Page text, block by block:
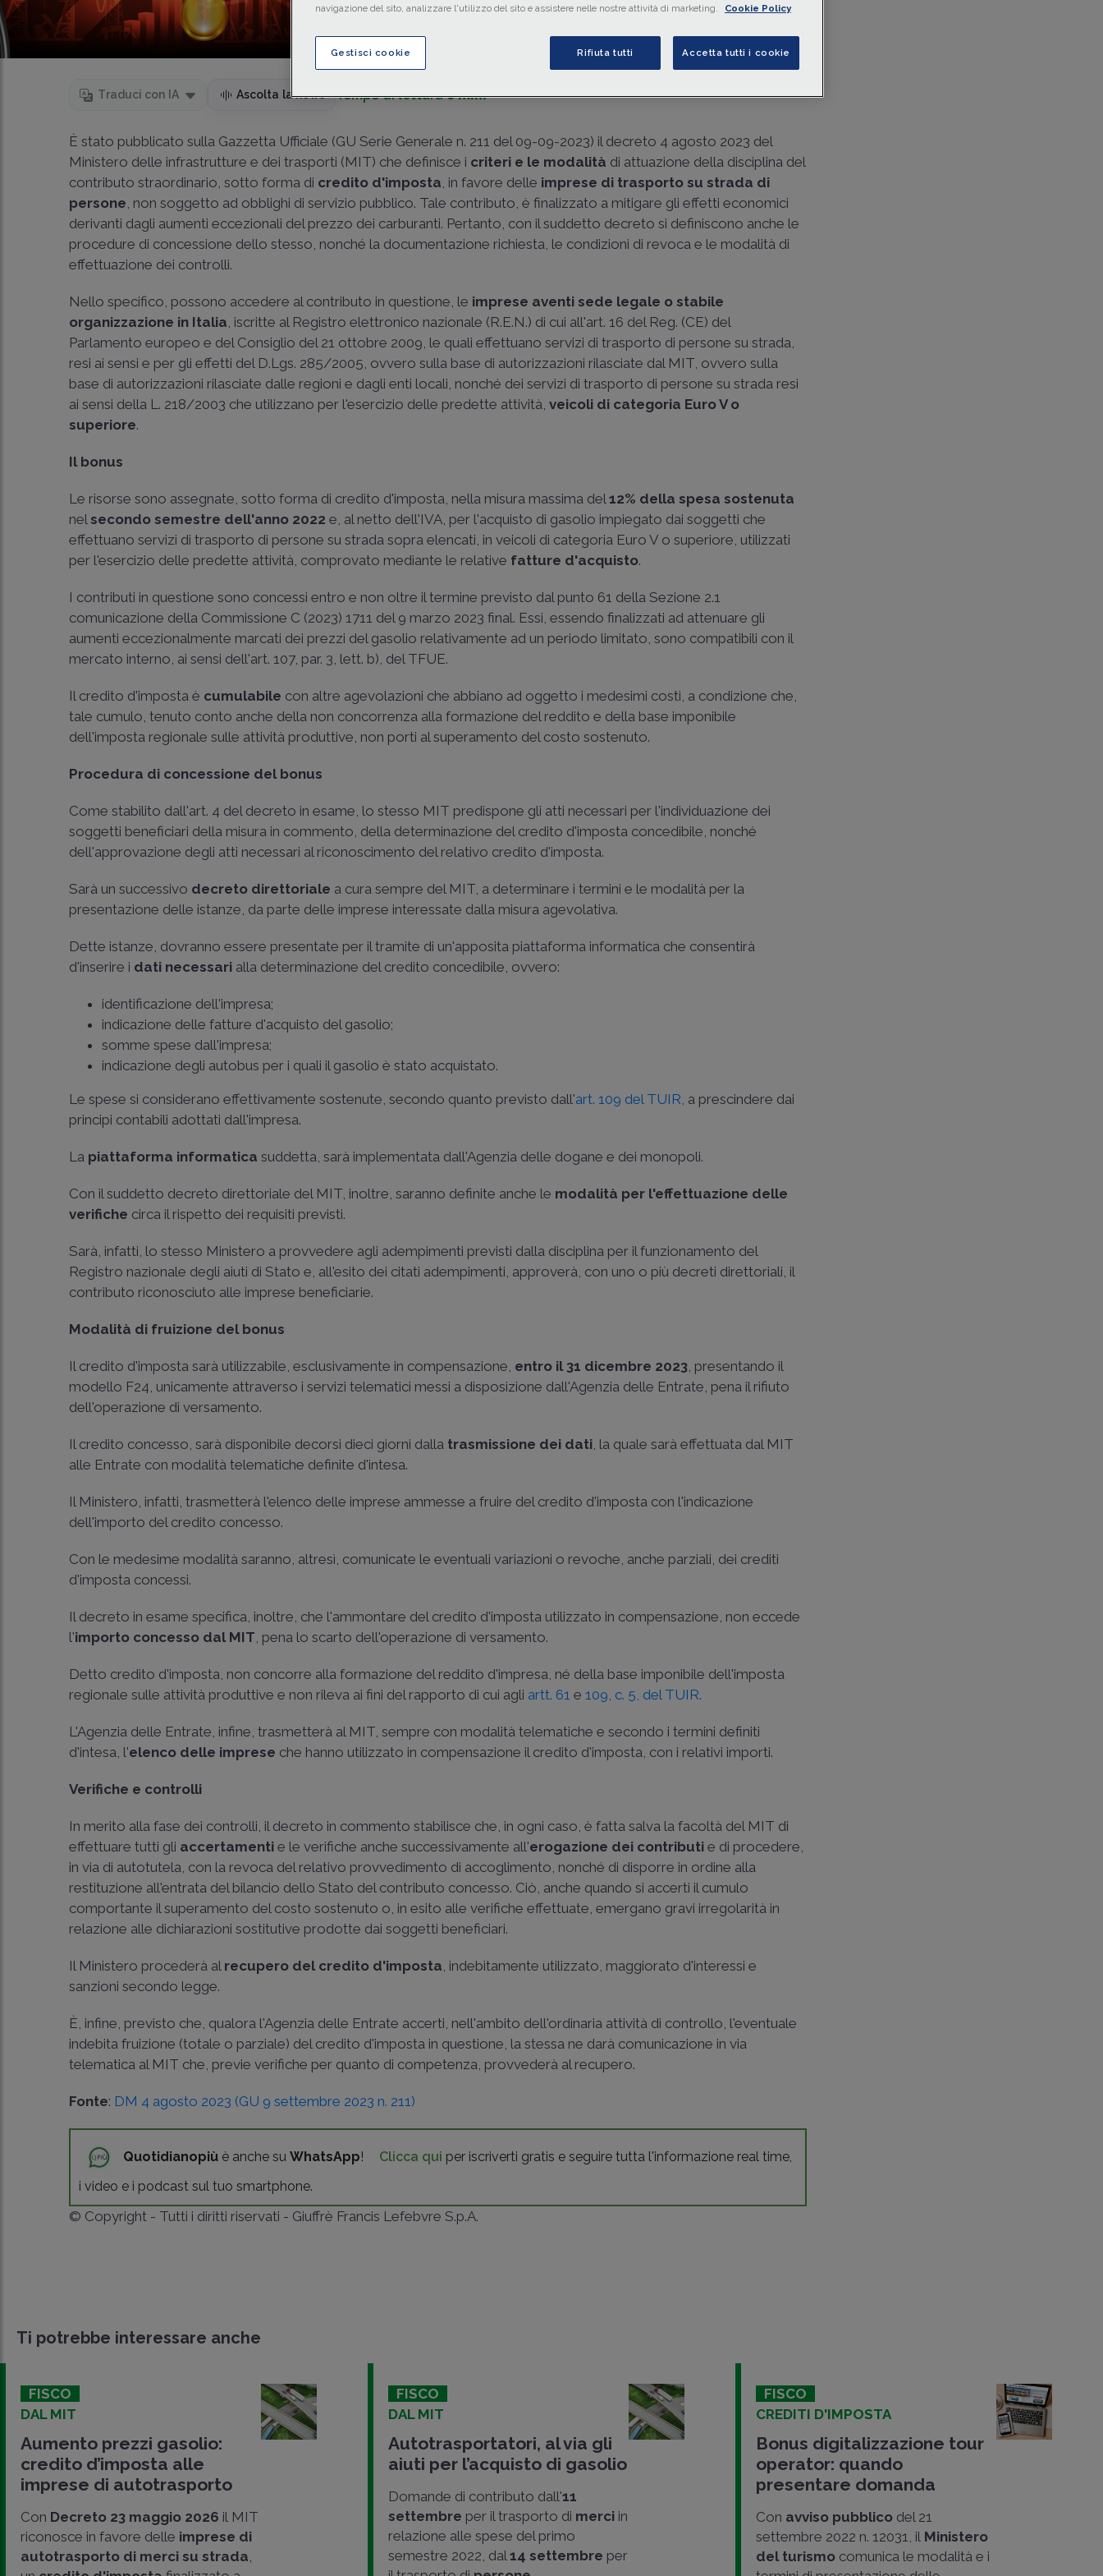
Traduci con IA Ascolta la news Tempo di lettura6 min.
È stato pubblicato sulla Gazzetta Ufficiale (GU Serie Generale n. 211 del 09-09-2023) il decreto 4 agosto 2023 del
Ministero delle infrastrutture e dei trasporti (MIT) che definisce i criteri e le modalità di attuazione della disciplina del
contributo straordinario, sotto forma di credito d'imposta, in favore delle imprese di trasporto su strada di
persone, non soggetto ad obblighi di servizio pubblico. Tale contributo, è finalizzato a mitigare gli effetti economici
derivanti dagli aumenti eccezionali del prezzo dei carburanti. Pertanto, con il suddetto decreto si definiscono anche le
procedure di concessione dello stesso, nonché la documentazione richiesta, le condizioni di revoca e le modalità di
effettuazione dei controlli.
Nello specifico, possono accedere al contributo in questione, le imprese aventi sede legale o stabile
organizzazione in Italia, iscritte al Registro elettronico nazionale (R.E.N.) di cui all'art. 16 del Reg. (CE) del
Parlamento europeo e del Consiglio del 21 ottobre 2009, le quali effettuano servizi di trasporto di persone su strada,
resi ai sensi e per gli effetti del D.Lgs. 285/2005, ovvero sulla base di autorizzazioni rilasciate dal MIT, ovvero sulla
base di autorizzazioni rilasciate dalle regioni e dagli enti locali, nonché dei servizi di trasporto di persone su strada resi
ai sensi della L. 218/2003 che utilizzano per l'esercizio delle predette attività,veicoli di categoria Euro V o
superiore.
Il bonus
Le risorse sono assegnate, sotto forma di credito d'imposta, nella misura massima del12% della spesa sostenuta
nel secondo semestre dell'anno 2022 e, al netto dell'IVA, per l'acquisto di gasolio impiegato dai soggetti che
effettuano servizi di trasporto di persone su strada sopra elencati, in veicoli di categoria Euro V o superiore, utilizzati
per l'esercizio delle predette attività, comprovato mediante le relative fatture d'acquisto.
I contributi in questione sono concessi entro e non oltre il termine previsto dal punto 61 della Sezione 2.1
comunicazione della Commissione C (2023) 1711 del 9 marzo 2023 final. Essi, essendo finalizzati ad attenuare gli
aumenti eccezionalmente marcati dei prezzi del gasolio relativamente ad un periodo limitato, sono compatibili con il
mercato interno, ai sensi dell'art. 107, par. 3, lett. b), del TFUE.
Il credito d'imposta è cumulabile con altre agevolazioni che abbiano ad oggetto i medesimi costi, a condizione che,
tale cumulo, tenuto conto anche della non concorrenza alla formazione del reddito e della base imponibile
dell'imposta regionale sulle attività produttive, non porti al superamento del costo sostenuto.
Procedura di concessione del bonus
Come stabilito dall'art. 4 del decreto in esame, lo stesso MIT predispone gli atti necessari per l'individuazione dei
soggetti beneficiari della misura in commento, della determinazione del credito d'imposta concedibile, nonché
dell'approvazione degli atti necessari al riconoscimento del relativo credito d'imposta.
Sarà un successivo decreto direttoriale a cura sempre del MIT, a determinare i termini e le modalità per la
presentazione delle istanze, da parte delle imprese interessate dalla misura agevolativa.
Dette istanze, dovranno essere presentate per il tramite di un'apposita piattaforma informatica che consentirà
d'inserire i dati necessari alla determinazione del credito concedibile, ovvero:
identificazione dell'impresa;
indicazione delle fatture d'acquisto del gasolio;
somme spese dall'impresa;
indicazione degli autobus per i quali il gasolio è stato acquistato.
Le spese si considerano effettivamente sostenute, secondo quanto previsto dall'art. 109 del TUIR, a prescindere dai
principi contabili adottati dall'impresa.
La piattaforma informatica suddetta, sarà implementata dall'Agenzia delle dogane e dei monopoli.
Con il suddetto decreto direttoriale del MIT, inoltre, saranno definite anche le modalità per l'effettuazione delle
verifiche circa il rispetto dei requisiti previsti.
Sarà, infatti, lo stesso Ministero a provvedere agli adempimenti previsti dalla disciplina per il funzionamento del
Registro nazionale degli aiuti di Stato e, all'esito dei citati adempimenti, approverà, con uno o più decreti direttoriali, il
contributo riconosciuto alle imprese beneficiarie.
Modalità di fruizione del bonus
Il credito d'imposta sarà utilizzabile, esclusivamente in compensazione, entro il 31 dicembre 2023, presentando il
modello F24, unicamente attraverso i servizi telematici messi a disposizione dall'Agenzia delle Entrate, pena il rifiuto
dell'operazione di versamento.
Il credito concesso, sarà disponibile decorsi dieci giorni dalla trasmissione dei dati, la quale sarà effettuata dal MIT
alle Entrate con modalità telematiche definite d'intesa.
Il Ministero, infatti, trasmetterà l'elenco delle imprese ammesse a fruire del credito d'imposta con l'indicazione
dell'importo del credito concesso.
Con le medesime modalità saranno, altresì, comunicate le eventuali variazioni o revoche, anche parziali, dei crediti
d'imposta concessi.
Il decreto in esame specifica, inoltre, che l'ammontare del credito d'imposta utilizzato in compensazione, non eccede
l'importo concesso dal MIT, pena lo scarto dell'operazione di versamento.
Detto credito d'imposta, non concorre alla formazione del reddito d'impresa, né della base imponibile dell'imposta
regionale sulle attività produttive e non rileva ai fini del rapporto di cui agli artt. 61 e109, c. 5, del TUIR.
L'Agenzia delle Entrate, infine, trasmetterà al MIT, sempre con modalità telematiche e secondo i termini definiti
d'intesa, l'elenco delle imprese che hanno utilizzato in compensazione il credito d'imposta, con i relativi importi.
Verifiche e controlli
In merito alla fase dei controlli, il decreto in commento stabilisce che, in ogni caso, è fatta salva la facoltà del MIT di
effettuare tutti gli accertamentie le verifiche anche successivamente all'erogazione dei contributi e di procedere,
in via di autotutela, con la revoca del relativo provvedimento di accoglimento, nonché di disporre in ordine alla
restituzione all'entrata del bilancio dello Stato del contributo concesso. Ciò, anche quando si accerti il cumulo
comportante il superamento del costo sostenuto o, in esito alle verifiche effettuate, emergano gravi irregolarità in
relazione alle dichiarazioni sostitutive prodotte dai soggetti beneficiari.
Il Ministero procederà al recupero del credito d'imposta, indebitamente utilizzato, maggiorato d'interessi e
sanzioni secondo legge.
È, infine, previsto che, qualora l'Agenzia delle Entrate accerti, nell'ambito dell'ordinaria attività di controllo, l'eventuale
indebita fruizione (totale o parziale) del credito d'imposta in questione, la stessa ne darà comunicazione in via
telematica al MIT che, previe verifiche per quanto di competenza, provvederà al recupero.
Fonte: DM 4 agosto 2023 (GU 9 settembre 2023 n. 211)
Quotidianopiù è anche suWhatsApp! Clicca qui per iscriverti gratis e seguire tutta l'informazione real time,
i video e i podcast sul tuo smartphone.
© Copyright - Tutti i diritti riservati - Giuffrè Francis Lefebvre S.p.A.
Ti potrebbe interessare anche
FISCO
DAL MIT
Aumento prezzi gasolio:
credito d’imposta alle
imprese di autotrasporto
Con Decreto 23 maggio 2026 il MIT
riconosce in favore delle imprese di
autotrasporto di merci su strada,
FISCO
DAL MIT
Autotrasportatori, al via gli
aiuti per l’acquisto di gasolio
Domande di contributo dall'11
settembre per il trasporto di merci in
relazione alle spese del primo
semestre 2022, dal14 settembre per
FISCO
CREDITI D'IMPOSTA
Bonus digitalizzazione tour
operator: quando
presentare domanda
Con avviso pubblico del 21
settembre 2022 n. 12031, il Ministero
del turismo comunica le modalità e i
navigazione del sito, analizzare l'utilizzo del sito e assistere nelle nostre attività di marketing.
Cookie Policy
Gestisci cookie Rifiuta tutti Accetta tutti i cookie